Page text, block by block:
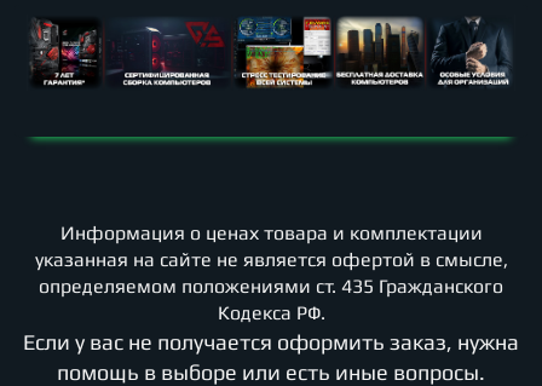
Информация о ценах товара и комплектации
указанная на сайте не является офертой в смысле,
определяемом положениями ст. 435 Гражданского
Кодекса РФ.
Если у вас не получается оформить заказ, нужна
помощь в выборе или есть иные вопросы.